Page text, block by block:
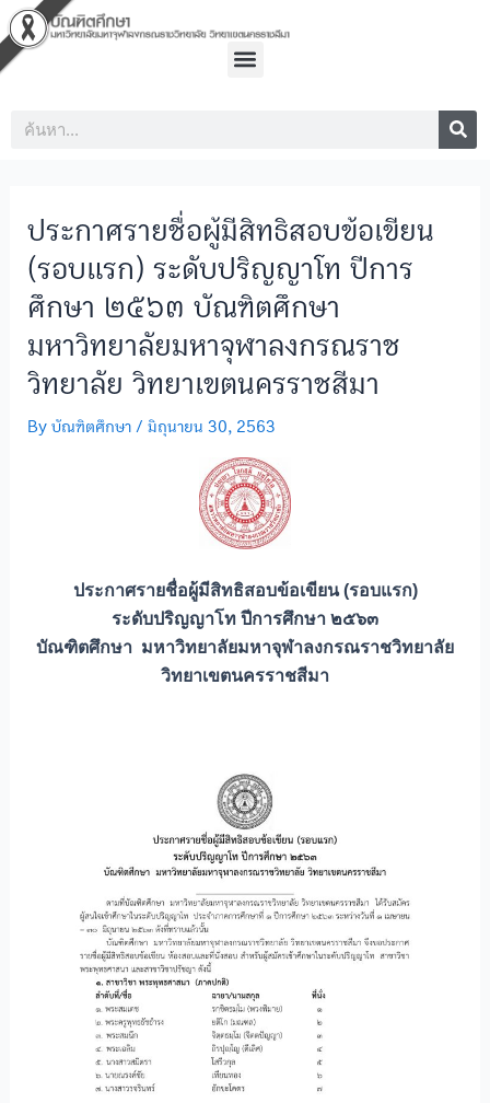
Skip
to
content
Menu
Search
ประกาศรายชื่อผู้มีสิทธิสอบข้อเขียน
(รอบแรก) ระดับปริญญาโท ปีการ
ศึกษา ๒๕๖๓ บัณฑิตศึกษา
มหาวิทยาลัยมหาจุฬาลงกรณราช
วิทยาลัย วิทยาเขตนครราชสีมา
By บัณฑิตศึกษา / มิถุนายน 30, 2563
ประกาศรายชื่อผู้มีสิทธิสอบข้อเขียน (รอบแรก)
ระดับปริญญาโท ปีการศึกษา ๒๕๖๓
บัณฑิตศึกษา มหาวิทยาลัยมหาจุฬาลงกรณราชวิทยาลัย
วิทยาเขตนครราชสีมา
Post
navigation